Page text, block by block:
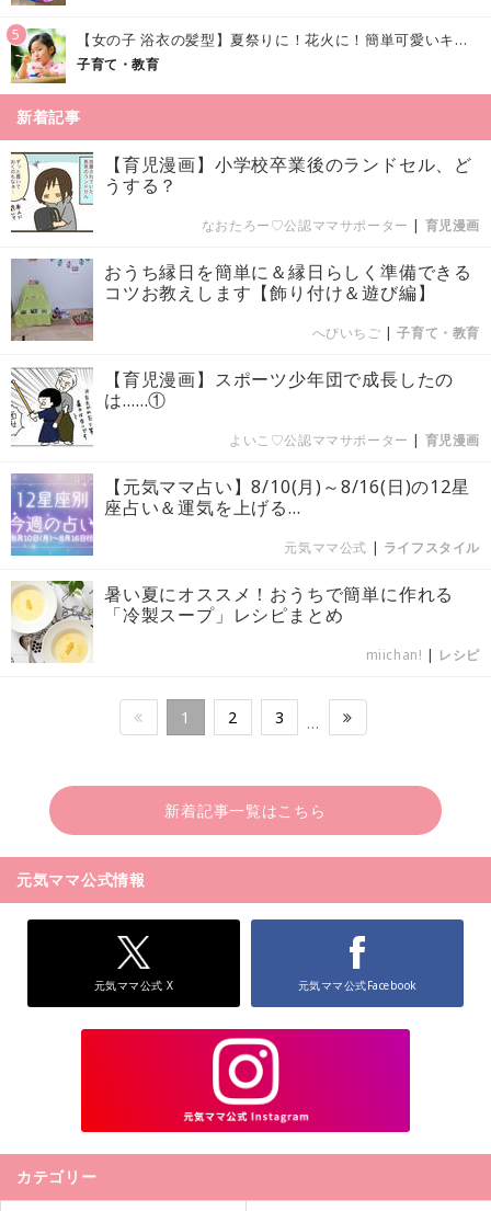
5 【女の子 浴衣の髪型】夏祭りに！花火に！簡単可愛いキッズの浴衣ヘアアレンジまとめ
子育て・教育
新着記事
【育児漫画】小学校卒業後のランドセル、ど
うする？
なおたろー♡公認ママサポーター | 育児漫画
おうち縁日を簡単に＆縁日らしく準備できる
コツお教えします【飾り付け＆遊び編】
へびいちご |子育て・教育
【育児漫画】スポーツ少年団で成長したの
は……①
よいこ♡公認ママサポーター | 育児漫画
【元気ママ占い】8/10(月)～8/16(日)の12星
座占い＆運気を上げる...
元気ママ公式 | ライフスタイル
暑い夏にオススメ！おうちで簡単に作れる
「冷製スープ」レシピまとめ
miichan! | レシピ
1 2 3 …
新着記事一覧はこちら
元気ママ公式情報
元気ママ公式 X 元気ママ公式Facebook
カテゴリー